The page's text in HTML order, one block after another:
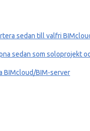
sedan till valfri
sedan som soloprojekt
BIMcloud/BIM-server